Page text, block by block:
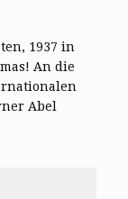
1937 in
An die
Abel